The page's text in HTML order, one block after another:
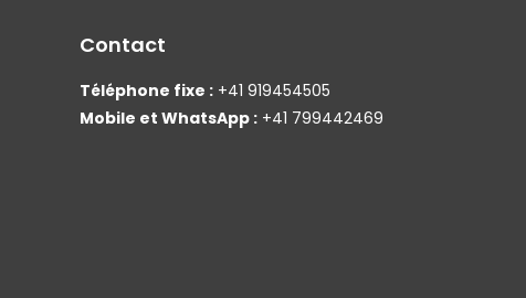
Contact
Téléphone fixe : +41 919454505
Mobile et WhatsApp : +41 799442469